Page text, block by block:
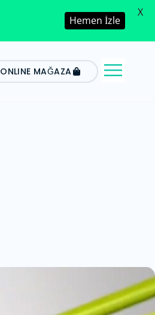
ONLINE MAĞAZA
Hemen İzle
X